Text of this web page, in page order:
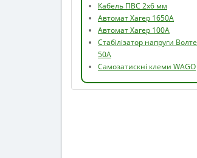
Кабель ПВС 2х6 мм
Автомат Хагер 1650А
Автомат Хагер 100А
Стабілізатор напруги Волтер
50А
Самозатискні клеми WAGO